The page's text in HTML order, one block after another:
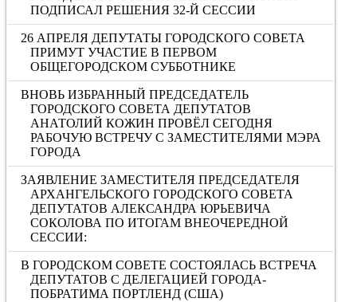
ПОДПИСАЛ РЕШЕНИЯ 32-Й СЕССИИ
26 АПРЕЛЯ ДЕПУТАТЫ ГОРОДСКОГО СОВЕТА
ПРИМУТ УЧАСТИЕ В ПЕРВОМ
ОБЩЕГОРОДСКОМ СУББОТНИКЕ
ВНОВЬ ИЗБРАННЫЙ ПРЕДСЕДАТЕЛЬ
ГОРОДСКОГО СОВЕТА ДЕПУТАТОВ
АНАТОЛИЙ КОЖИН ПРОВЁЛ СЕГОДНЯ
РАБОЧУЮ ВСТРЕЧУ С ЗАМЕСТИТЕЛЯМИ МЭРА
ГОРОДА
ЗАЯВЛЕНИЕ ЗАМЕСТИТЕЛЯ ПРЕДСЕДАТЕЛЯ
АРХАНГЕЛЬСКОГО ГОРОДСКОГО СОВЕТА
ДЕПУТАТОВ АЛЕКСАНДРА ЮРЬЕВИЧА
СОКОЛОВА ПО ИТОГАМ ВНЕОЧЕРЕДНОЙ
СЕССИИ:
В ГОРОДСКОМ СОВЕТЕ СОСТОЯЛАСЬ ВСТРЕЧА
ДЕПУТАТОВ С ДЕЛЕГАЦИЕЙ ГОРОДА-
ПОБРАТИМА ПОРТЛЕНД (США)